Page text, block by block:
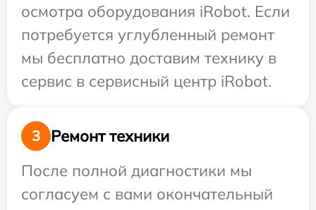
осмотра оборудования iRobot. Если
потребуется углубленный ремонт
мы бесплатно доставим технику в
сервис в сервисный центр iRobot.
3
Ремонт техники
После полной диагностики мы
согласуем с вами окончательный